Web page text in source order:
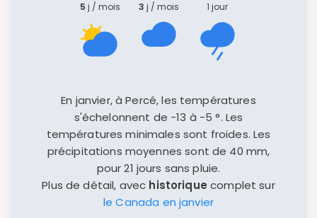
5 j / mois 3 j / mois 1 jour
En janvier, à Percé, les températures
s'échelonnent de -13 à -5 °. Les
températures minimales sont froides. Les
précipitations moyennes sont de 40 mm,
pour 21 jours sans pluie.
Plus de détail, avec historique complet sur
le Canada en janvier